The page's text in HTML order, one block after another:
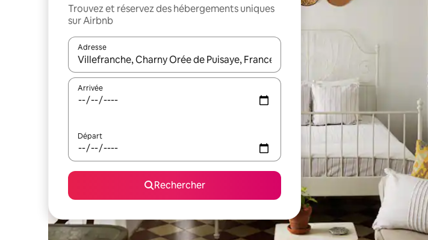
Trouvez et réservez des hébergements uniques
sur Airbnb
Adresse
Lorsque les résultats s'affichent, utilisez les flèches vers le haut et vers le bas pour les
Arrivée
Départ
Rechercher